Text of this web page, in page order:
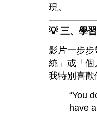
現。
💡 三、學
影片一步
統」或「個
我特別喜歡
“You
have